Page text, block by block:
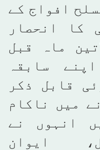
افواج کے
کا انحصار
ماہ قبل
سابقہ
قابل ذکر
میں ناکام
انہوں نے
ایوان